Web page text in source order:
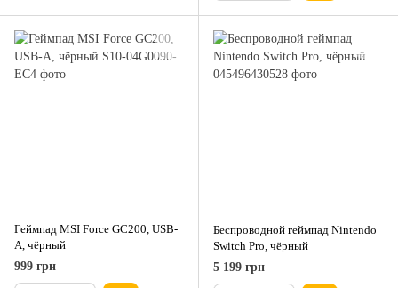
Геймпад MSI Force GC200, USB-
A, чёрный
999 грн
Беспроводной геймпад Nintendo
Switch Pro, чёрный
5 199 грн